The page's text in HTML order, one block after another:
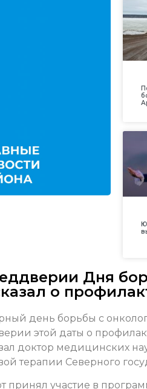
Дня
о
день борьбы с
этой даты о
доктор медицинских
терапии Северного
принял участие в